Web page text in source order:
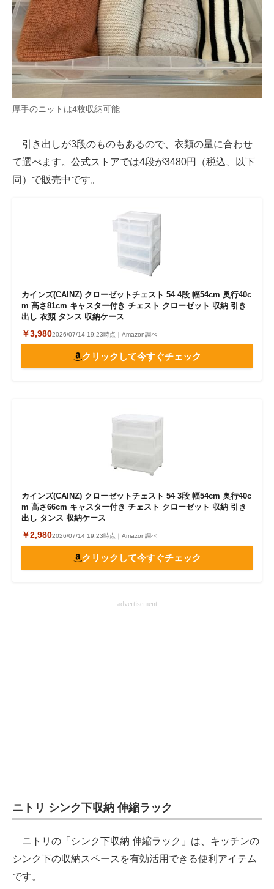
厚手のニットは4枚収納可能
引き出しが3段のものもあるので、衣類の量に合わせ
て選べます。公式ストアでは4段が3480円（税込、以下
同）で販売中です。
カインズ(CAINZ) クローゼットチェスト 54 4段 幅54cm 奥行40c
m 高さ81cm キャスター付き チェスト クローゼット 収納 引き
出し 衣類 タンス 収納ケース
￥3,9802026/07/14 19:23時点｜Amazon調べ
クリックして今すぐチェック
カインズ(CAINZ) クローゼットチェスト 54 3段 幅54cm 奥行40c
m 高さ66cm キャスター付き チェスト クローゼット 収納 引き
出し タンス 収納ケース
￥2,9802026/07/14 19:23時点｜Amazon調べ
クリックして今すぐチェック
advertisement
ニトリ シンク下収納 伸縮ラック
ニトリの「シンク下収納 伸縮ラック」は、キッチンの
シンク下の収納スペースを有効活用できる便利アイテム
です。